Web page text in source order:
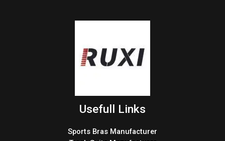
Usefull Links
Sports Bras Manufacturer